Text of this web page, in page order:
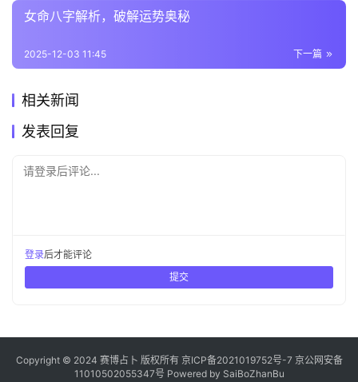
女命八字解析，破解运势奥秘
下一篇
2025-12-03 11:45
相关新闻
发表回复
请登录后评论...
登录后才能评论
提交
Copyright © 2024 赛博占卜 版权所有 京ICP备2021019752号-7 京公网安备
11010502055347号 Powered by SaiBoZhanBu